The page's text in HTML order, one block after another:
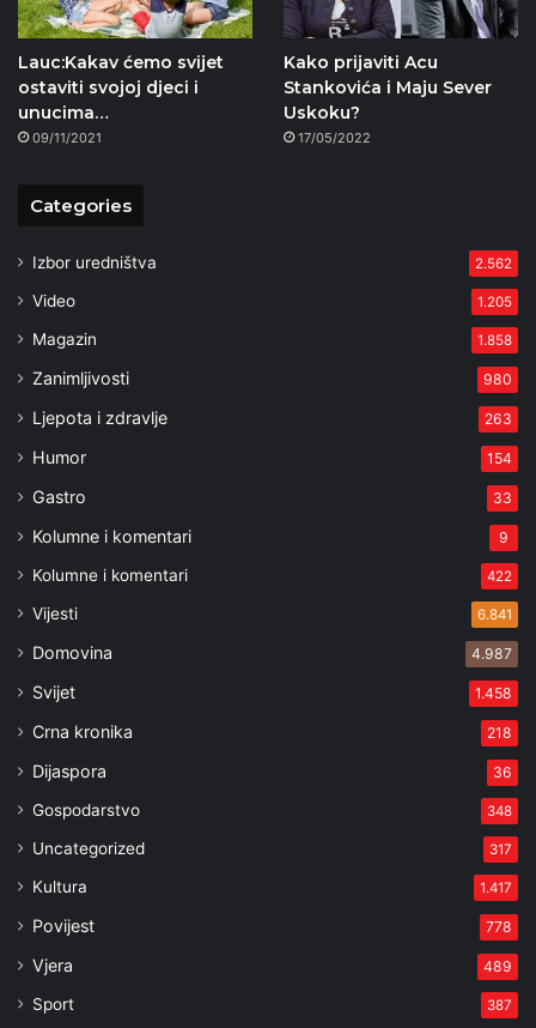
Lauc:Kakav ćemo svijet
ostaviti svojoj djeci i
unucima…
09/11/2021
Kako prijaviti Acu
Stankovića i Maju Sever
Uskoku?
17/05/2022
Categories
Izbor uredništva 2.562
Video 1.205
Magazin 1.858
Zanimljivosti 980
Ljepota i zdravlje 263
Humor 154
Gastro 33
Kolumne i komentari 9
Kolumne i komentari 422
Vijesti 6.841
Domovina 4.987
Svijet 1.458
Crna kronika 218
Dijaspora 36
Gospodarstvo 348
Uncategorized 317
Kultura 1.417
Povijest 778
Vjera 489
Sport 387